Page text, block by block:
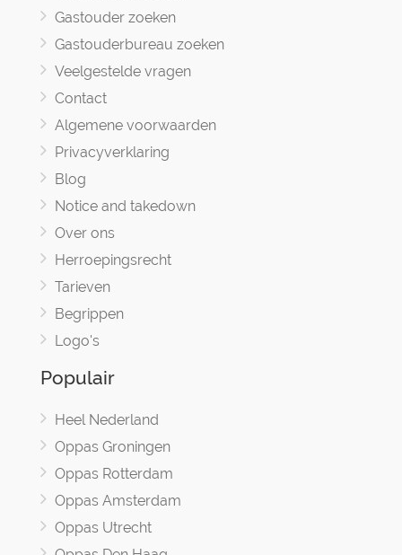
Gastouder zoeken
Gastouderbureau zoeken
Veelgestelde vragen
Contact
Algemene voorwaarden
Privacyverklaring
Blog
Notice and takedown
Over ons
Herroepingsrecht
Tarieven
Begrippen
Logo's
Populair
Heel Nederland
Oppas Groningen
Oppas Rotterdam
Oppas Amsterdam
Oppas Utrecht